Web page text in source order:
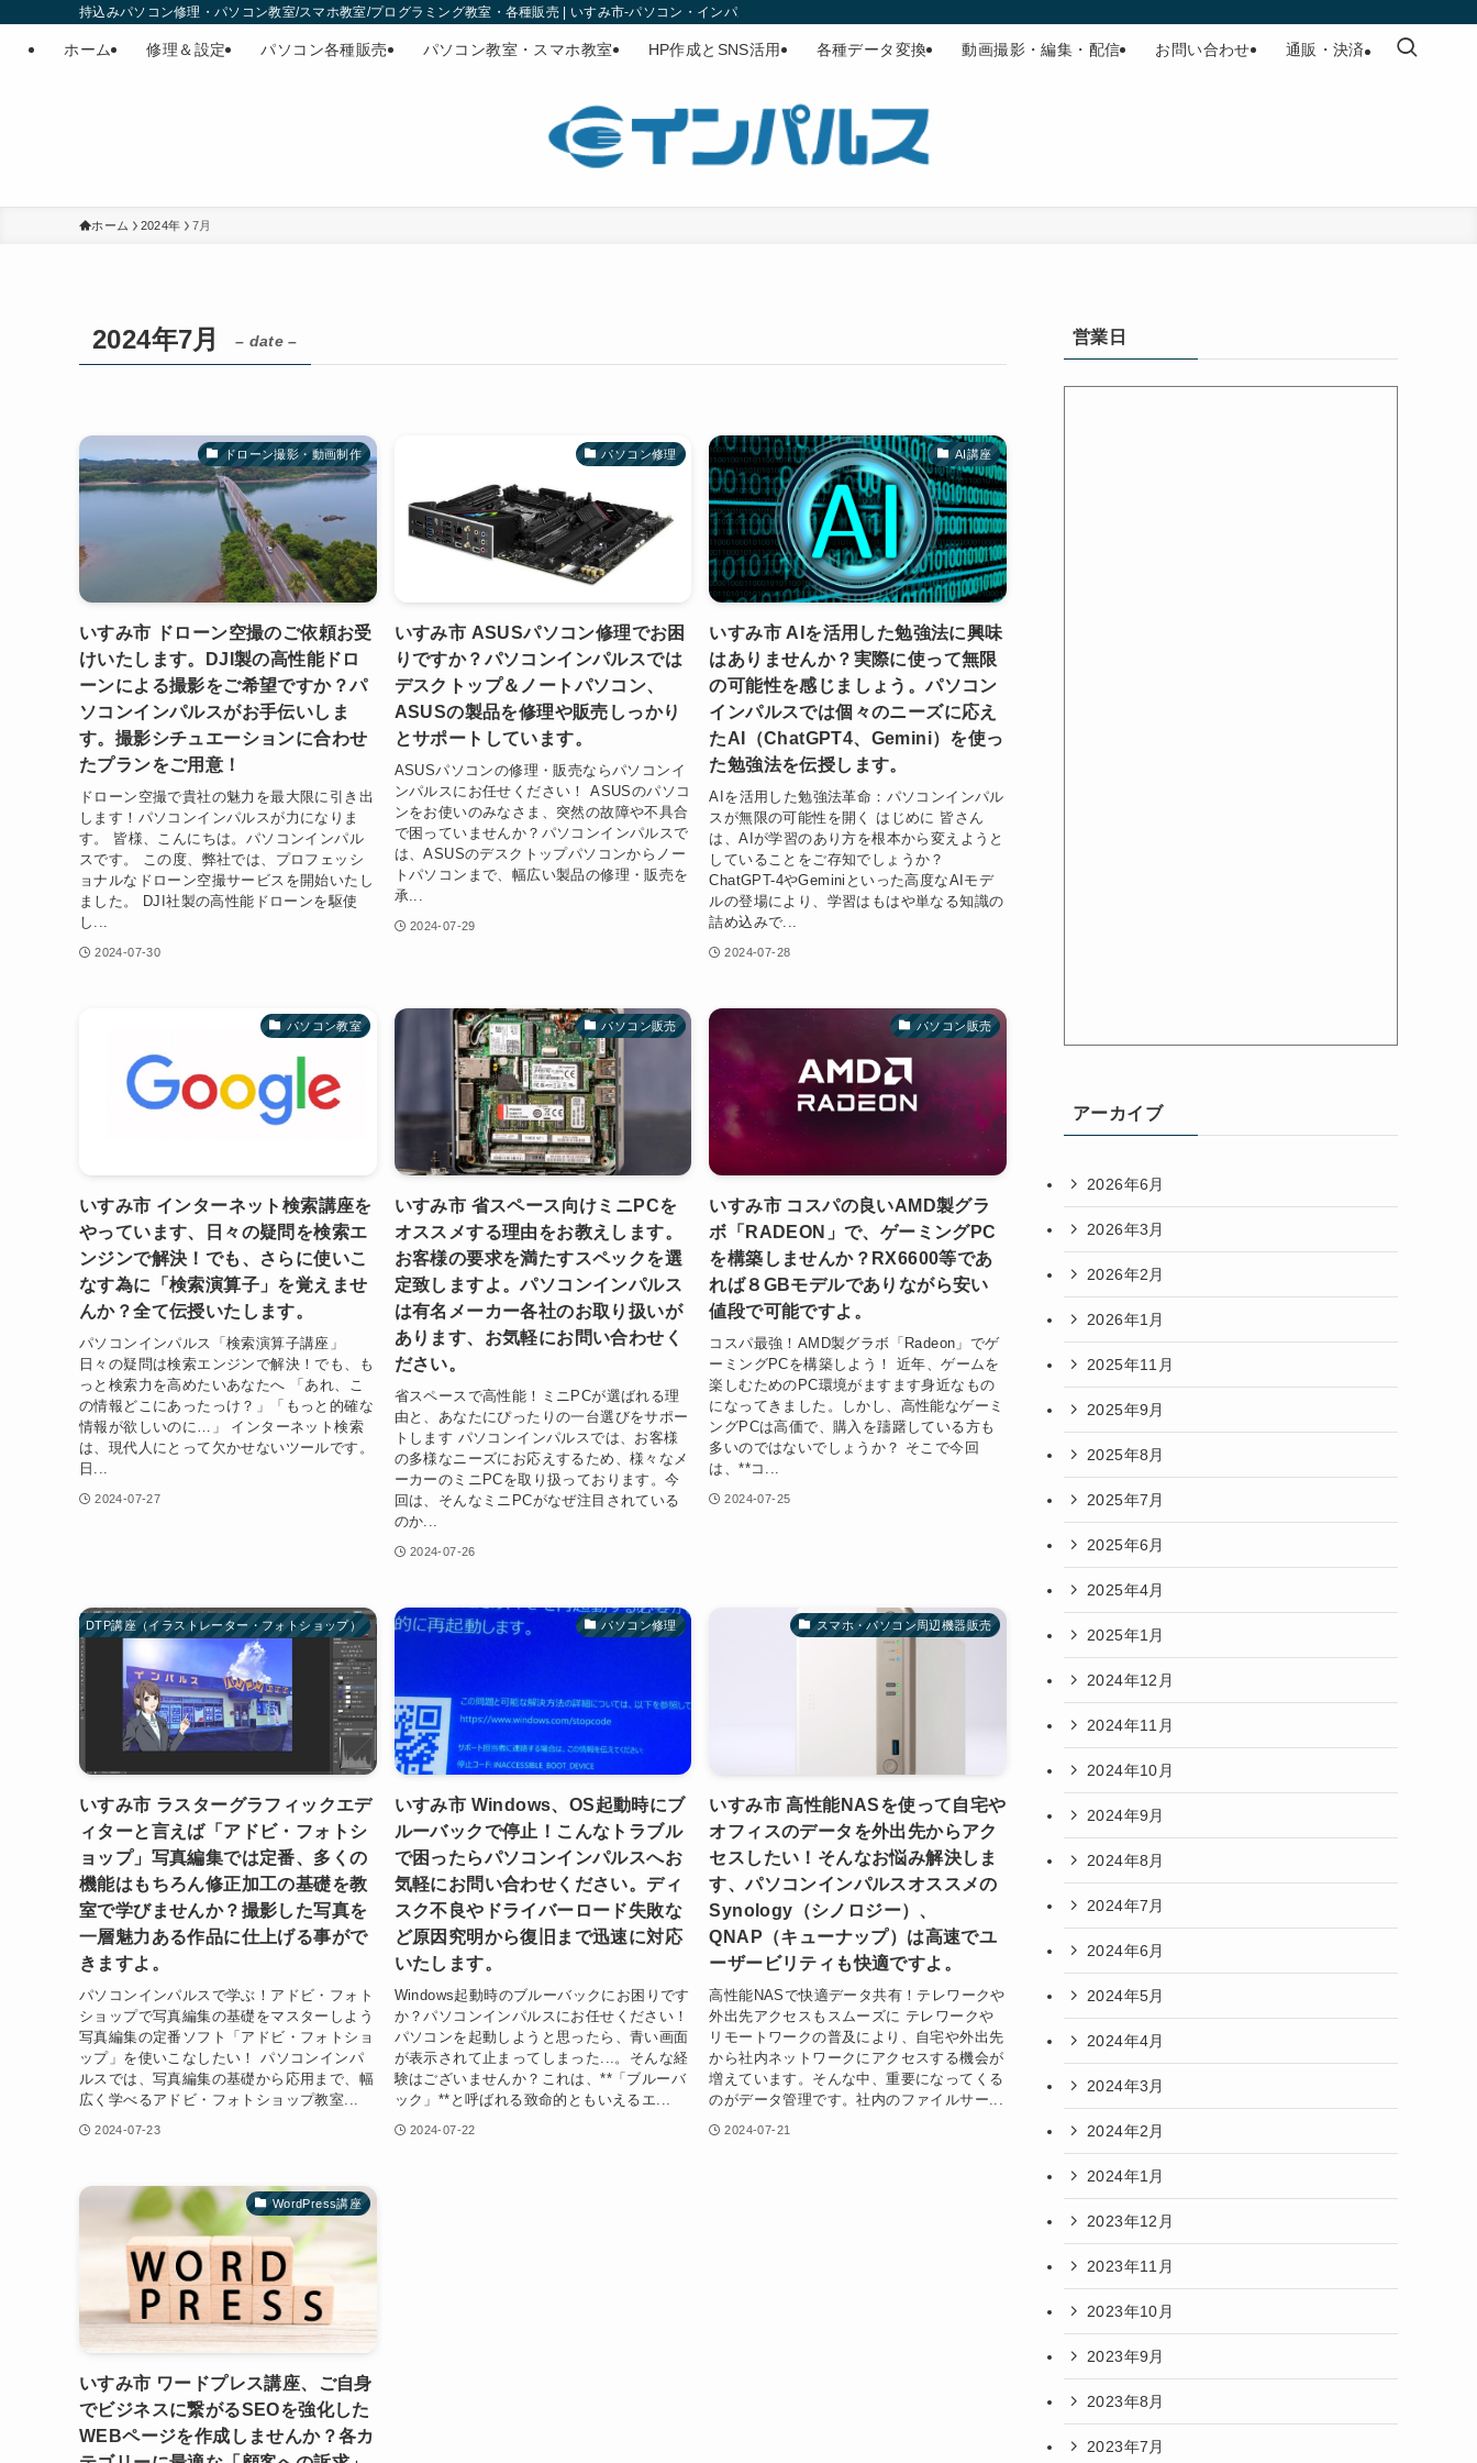
持込みパソコン修理・パソコン教室/スマホ教室/プログラミング教室・各種販売 | いすみ市-パソコン・インパルス
ホーム 修理＆設定 パソコン各種販売 パソコン教室・スマホ教室 HP作成とSNS活用 各種データ変換 動画撮影・編集・配信 お問い合わせ 通販・決済
ホーム 2024年 7月
2024年7月 – date –
ドローン撮影・動画制作
いすみ市 ドローン空撮のご依頼お受
けいたします。DJI製の高性能ドロ
ーンによる撮影をご希望ですか？パ
ソコンインパルスがお手伝いしま
す。撮影シチュエーションに合わせ
たプランをご用意！
ドローン空撮で貴社の魅力を最大限に引き出
します！パソコンインパルスが力になりま
す。 皆様、こんにちは。パソコンインパル
スです。 この度、弊社では、プロフェッシ
ョナルなドローン空撮サービスを開始いたし
ました。 DJI社製の高性能ドローンを駆使
し...
2024-07-30
パソコン修理
いすみ市 ASUSパソコン修理でお困
りですか？パソコンインパルスでは
デスクトップ＆ノートパソコン、
ASUSの製品を修理や販売しっかり
とサポートしています。
ASUSパソコンの修理・販売ならパソコンイ
ンパルスにお任せください！ ASUSのパソコ
ンをお使いのみなさま、突然の故障や不具合
で困っていませんか？パソコンインパルスで
は、ASUSのデスクトップパソコンからノー
トパソコンまで、幅広い製品の修理・販売を
承...
2024-07-29
AI講座
いすみ市 AIを活用した勉強法に興味
はありませんか？実際に使って無限
の可能性を感じましょう。パソコン
インパルスでは個々のニーズに応え
たAI（ChatGPT4、Gemini）を使っ
た勉強法を伝授します。
AIを活用した勉強法革命：パソコンインパル
スが無限の可能性を開く はじめに 皆さん
は、AIが学習のあり方を根本から変えようと
していることをご存知でしょうか？
ChatGPT-4やGeminiといった高度なAIモデ
ルの登場により、学習はもはや単なる知識の
詰め込みで...
2024-07-28
パソコン教室
いすみ市 インターネット検索講座を
やっています、日々の疑問を検索エ
ンジンで解決！でも、さらに使いこ
なす為に「検索演算子」を覚えませ
んか？全て伝授いたします。
パソコンインパルス「検索演算子講座」
日々の疑問は検索エンジンで解決！でも、も
っと検索力を高めたいあなたへ 「あれ、こ
の情報どこにあったっけ？」「もっと的確な
情報が欲しいのに…」 インターネット検索
は、現代人にとって欠かせないツールです。
日...
2024-07-27
パソコン販売
いすみ市 省スペース向けミニPCを
オススメする理由をお教えします。
お客様の要求を満たすスペックを選
定致しますよ。パソコンインパルス
は有名メーカー各社のお取り扱いが
あります、お気軽にお問い合わせく
ださい。
省スペースで高性能！ミニPCが選ばれる理
由と、あなたにぴったりの一台選びをサポー
トします パソコンインパルスでは、お客様
の多様なニーズにお応えするため、様々なメ
ーカーのミニPCを取り扱っております。今
回は、そんなミニPCがなぜ注目されている
のか...
2024-07-26
パソコン販売
いすみ市 コスパの良いAMD製グラ
ボ「RADEON」で、ゲーミングPC
を構築しませんか？RX6600等であ
れば８GBモデルでありながら安い
値段で可能ですよ。
コスパ最強！AMD製グラボ「Radeon」でゲ
ーミングPCを構築しよう！ 近年、ゲームを
楽しむためのPC環境がますます身近なもの
になってきました。しかし、高性能なゲーミ
ングPCは高価で、購入を躊躇している方も
多いのではないでしょうか？ そこで今回
は、**コ...
2024-07-25
DTP講座（イラストレーター・フォトショップ）
いすみ市 ラスターグラフィックエデ
ィターと言えば「アドビ・フォトシ
ョップ」写真編集では定番、多くの
機能はもちろん修正加工の基礎を教
室で学びませんか？撮影した写真を
一層魅力ある作品に仕上げる事がで
きますよ。
パソコンインパルスで学ぶ！アドビ・フォト
ショップで写真編集の基礎をマスターしよう
写真編集の定番ソフト「アドビ・フォトショ
ップ」を使いこなしたい！ パソコンインパ
ルスでは、写真編集の基礎から応用まで、幅
広く学べるアドビ・フォトショップ教室...
2024-07-23
パソコン修理
いすみ市 Windows、OS起動時にブ
ルーバックで停止！こんなトラブル
で困ったらパソコンインパルスへお
気軽にお問い合わせください。ディ
スク不良やドライバーロード失敗な
ど原因究明から復旧まで迅速に対応
いたします。
Windows起動時のブルーバックにお困りです
か？パソコンインパルスにお任せください！
パソコンを起動しようと思ったら、青い画面
が表示されて止まってしまった...。そんな経
験はございませんか？これは、**「ブルーバ
ック」**と呼ばれる致命的ともいえるエ...
2024-07-22
スマホ・パソコン周辺機器販売
いすみ市 高性能NASを使って自宅や
オフィスのデータを外出先からアク
セスしたい！そんなお悩み解決しま
す、パソコンインパルスオススメの
Synology（シノロジー）、
QNAP（キューナップ）は高速でユ
ーザービリティも快適ですよ。
高性能NASで快適データ共有！テレワークや
外出先アクセスもスムーズに テレワークや
リモートワークの普及により、自宅や外出先
から社内ネットワークにアクセスする機会が
増えています。そんな中、重要になってくる
のがデータ管理です。社内のファイルサー...
2024-07-21
WordPress講座
いすみ市 ワードプレス講座、ご自身
でビジネスに繋がるSEOを強化した
WEBページを作成しませんか？各カ
営業日
アーカイブ
2026年6月
2026年3月
2026年2月
2026年1月
2025年11月
2025年9月
2025年8月
2025年7月
2025年6月
2025年4月
2025年1月
2024年12月
2024年11月
2024年10月
2024年9月
2024年8月
2024年7月
2024年6月
2024年5月
2024年4月
2024年3月
2024年2月
2024年1月
2023年12月
2023年11月
2023年10月
2023年9月
2023年8月
2023年7月